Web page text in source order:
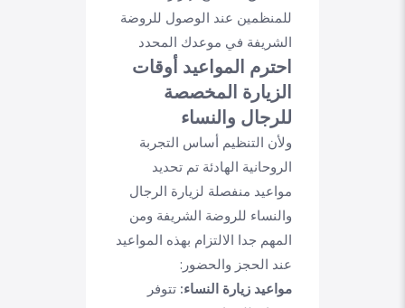
للمنظمين عند الوصول للروضة
الشريفة في موعدك المحدد
احترم المواعيد أوقات
الزيارة المخصصة
للرجال والنساء
ولأن التنظيم أساس التجربة
الروحانية الهادئة تم تحديد
مواعيد منفصلة لزيارة الرجال
والنساء للروضة الشريفة ومن
المهم جدا الالتزام بهذه المواعيد
عند الحجز والحضور:
مواعيد زيارة النساء: تتوفر